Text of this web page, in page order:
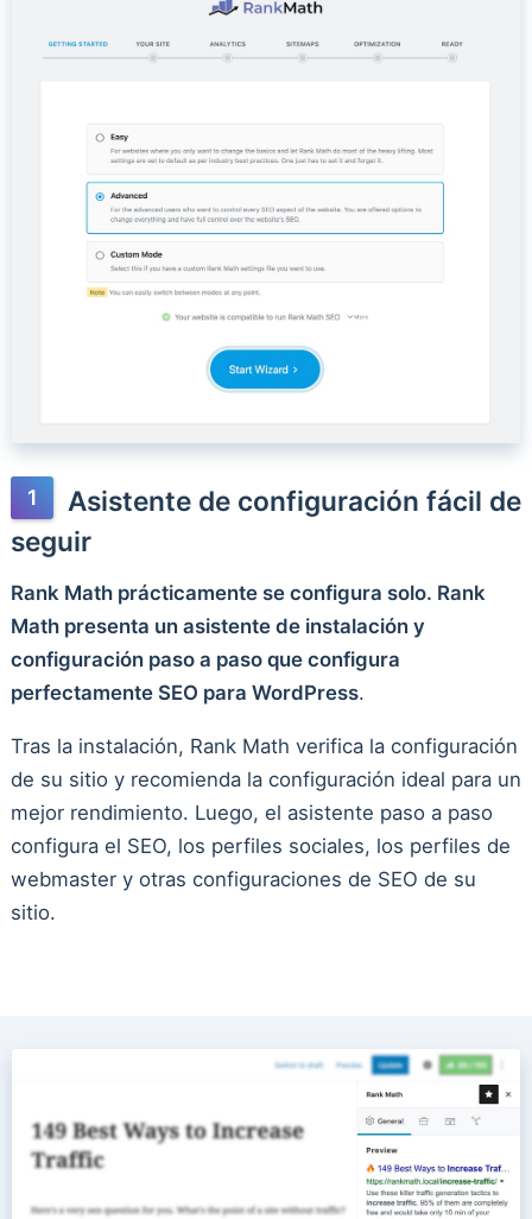
Asistente de configuración fácil de
seguir
Rank Math prácticamente se configura solo. Rank
Math presenta un asistente de instalación y
configuración paso a paso que configura
perfectamente SEO para WordPress.
Tras la instalación, Rank Math verifica la configuración
de su sitio y recomienda la configuración ideal para un
mejor rendimiento. Luego, el asistente paso a paso
configura el SEO, los perfiles sociales, los perfiles de
webmaster y otras configuraciones de SEO de su
sitio.